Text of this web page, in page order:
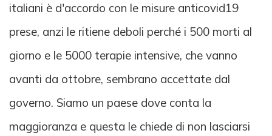
italiani è d'accordo con le misure anticovid19
prese, anzi le ritiene deboli perché i 500 morti al
giorno e le 5000 terapie intensive, che vanno
avanti da ottobre, sembrano accettate dal
governo. Siamo un paese dove conta la
maggioranza e questa le chiede di non lasciarsi